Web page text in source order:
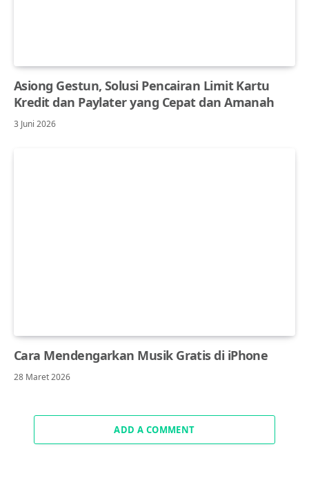
Asiong Gestun, Solusi Pencairan Limit Kartu
Kredit dan Paylater yang Cepat dan Amanah
3 Juni 2026
Cara Mendengarkan Musik Gratis di iPhone
28 Maret 2026
ADD A COMMENT